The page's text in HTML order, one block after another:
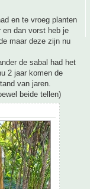
en te vroeg planten
en dan vorst heb je
maar deze zijn nu
de sabal had het
2 jaar komen de
van jaren.
beide tellen)